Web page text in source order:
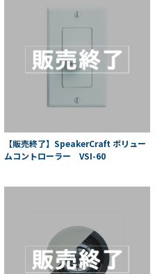
【販売終了】SpeakerCraft ボリュー
ムコントローラー VSI-60